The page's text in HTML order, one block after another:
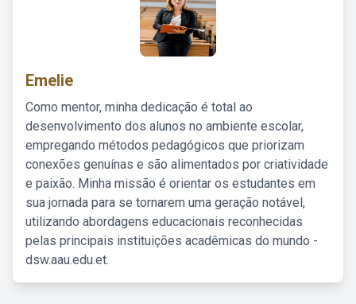
Emelie
Como mentor, minha dedicação é total ao
desenvolvimento dos alunos no ambiente escolar,
empregando métodos pedagógicos que priorizam
conexões genuínas e são alimentados por criatividade
e paixão. Minha missão é orientar os estudantes em
sua jornada para se tornarem uma geração notável,
utilizando abordagens educacionais reconhecidas
pelas principais instituições acadêmicas do mundo -
dsw.aau.edu.et.